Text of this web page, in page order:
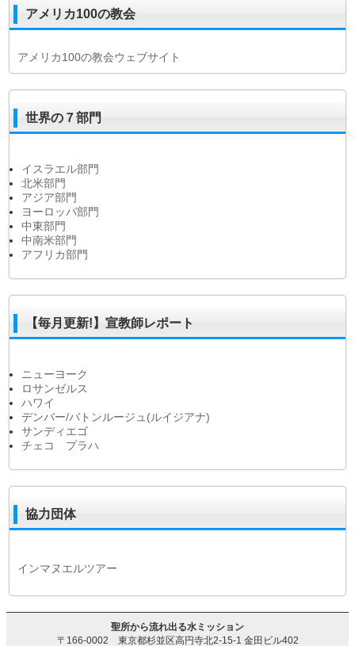
アメリカ100の教会
アメリカ100の教会ウェブサイト
世界の７部門
イスラエル部門
北米部門
アジア部門
ヨーロッパ部門
中東部門
中南米部門
アフリカ部門
【毎月更新!】宣教師レポート
ニューヨーク
ロサンゼルス
ハワイ
デンバー/バトンルージュ(ルイジアナ)
サンディエゴ
チェコ プラハ
協力団体
インマヌエルツアー
聖所から流れ出る水ミッション
〒166-0002 東京都杉並区高円寺北2-15-1 金田ビル402